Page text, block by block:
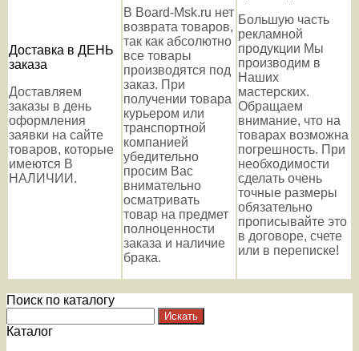
Доставка в ДЕНЬ
заказа
Доставляем
заказы в день
оформления
заявки на сайте
товаров, которые
имеются В
НАЛИЧИИ.
В Board-Msk.ru нет
возврата товаров,
так как абсолютно
все товары
производятся под
заказ. При
получении товара
курьером или
транспортной
компанией
убедительно
просим Вас
внимательно
осматривать
товар на предмет
полноценности
заказа и наличие
брака.
Большую часть
рекламной
продукции Мы
производим в
Наших
мастерских.
Обращаем
внимание, что на
товарах возможна
погрешность. При
необходимости
сделать очень
точные размеры
обязательно
прописывайте это
в договоре, счете
или в переписке!
Поиск по каталогу
Каталог